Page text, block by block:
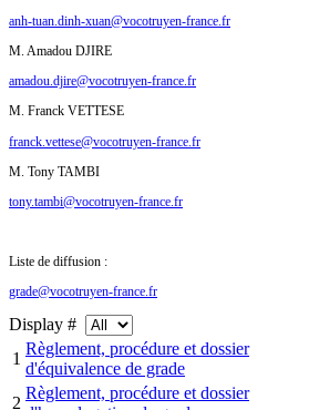
anh-tuan.dinh-xuan@vocotruyen-france.fr
M. Amadou DJIRE
amadou.djire@vocotruyen-france.fr
M. Franck VETTESE
franck.vettese@vocotruyen-france.fr
M. Tony TAMBI
tony.tambi@vocotruyen-france.fr
Liste de diffusion :
grade@vocotruyen-france.fr
Display #
1
Règlement, procédure et dossier
d'équivalence de grade
2
Règlement, procédure et dossier